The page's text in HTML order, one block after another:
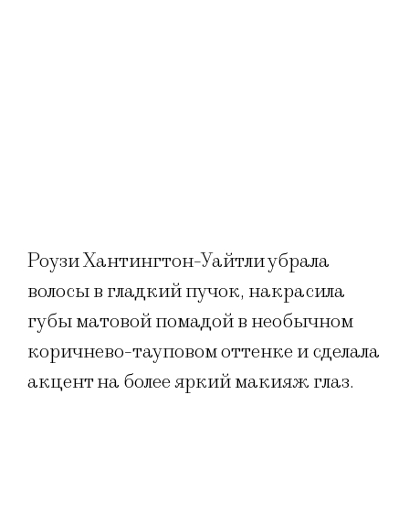
Роузи Хантингтон-Уайтли убрала
волосы в гладкий пучок, накрасила
губы матовой помадой в необычном
коричнево-тауповом оттенке и сделала
акцент на более яркий макияж глаз.